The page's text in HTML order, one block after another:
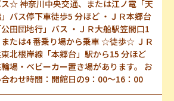
☆ 神奈川中央交通、または江ノ電「天
バス停下車徒歩5 分ほど ・ＪＲ本郷台
田団地行」バス ・ＪＲ大船駅笠間口1
たは4 番乗り場から乗車 ☆徒歩☆ ＪＲ
北根岸線「本郷台」駅から15 分ほど
輪場・ベビーカー置き場があります。 お
わせ時間：開館日の9：00～16：00